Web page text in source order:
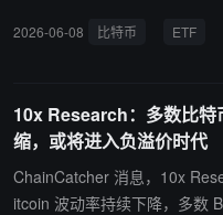
普通股。
净流入约 120 亿美元（2025
中 Strategy 已通过 STRC 优
0 万枚比特币，其持有的 530
年 12 亿美元现金分红的 30 多倍。 分析师补充，虽然比
入放缓，但资本正转向现实世
2026-06-08 比特币 ETF
10x Research：多数比特
缩，或将进入负溢价时代
ChainCatcher 消息，10x
itcoin 波动率持续下降，多数